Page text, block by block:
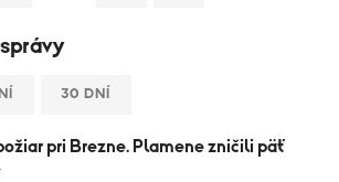
30 DNÍ
pri Brezne. Plamene zničili päť